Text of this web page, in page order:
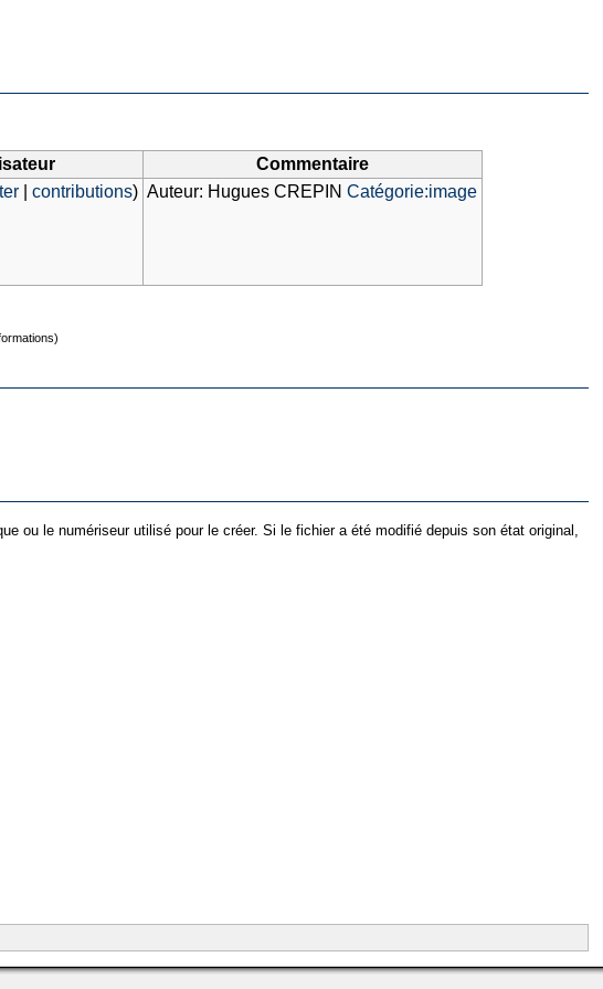
Commentaire
|contributions) Auteur: Hugues CREPINCatégorie:image
ou le numériseur utilisé pour le créer. Si le fichier a été modifié depuis son état original,